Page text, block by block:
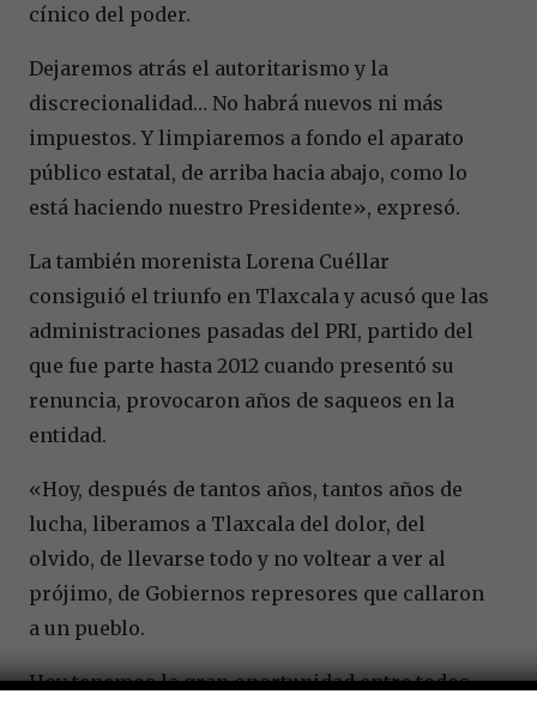
cínico del poder.
Dejaremos atrás el autoritarismo y la
discrecionalidad… No habrá nuevos ni más
impuestos. Y limpiaremos a fondo el aparato
público estatal, de arriba hacia abajo, como lo
está haciendo nuestro Presidente», expresó.
La también morenista Lorena Cuéllar
consiguió el triunfo en Tlaxcala y acusó que las
administraciones pasadas del PRI, partido del
que fue parte hasta 2012 cuando presentó su
renuncia, provocaron años de saqueos en la
entidad.
«Hoy, después de tantos años, tantos años de
lucha, liberamos a Tlaxcala del dolor, del
olvido, de llevarse todo y no voltear a ver al
prójimo, de Gobiernos represores que callaron
a un pueblo.
Hoy tenemos la gran oportunidad entre todos